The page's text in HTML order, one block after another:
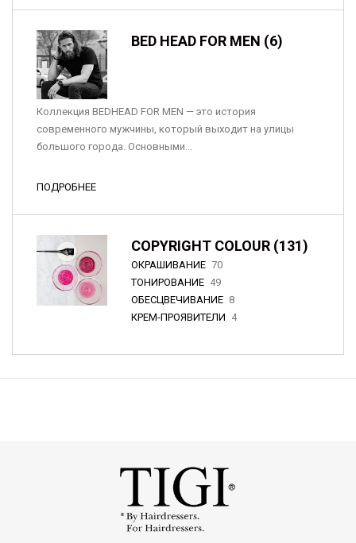
BED HEAD FOR MEN (6)
Коллекция BEDHEAD FOR MEN — это история
современного мужчины, который выходит на улицы
большого города. Основными...
ПОДРОБНЕЕ
COPYRIGHT COLOUR (131)
ОКРАШИВАНИЕ 70
ТОНИРОВАНИЕ 49
ОБЕСЦВЕЧИВАНИЕ 8
КРЕМ-ПРОЯВИТЕЛИ 4